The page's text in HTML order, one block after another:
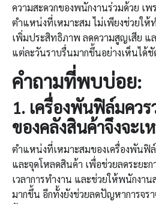
ความสะดวกของพนักงานร่วมด้วย เพร
ตำแหน่งที่เหมาะสม ไม่เพียงช่วยให้
เพิ่มประสิทธิภาพ ลดความสูญเสีย แ
แต่ละวันราบรื่นมากขึ้นอย่างเห็นได้ชั
คำถามที่พบบ่อย:
1. เครื่องพันฟิล์มควร
ของคลังสินค้าจึงจะเ
ตำแหน่งที่เหมาะสมของเครื่องพันฟิ
และจุดโหลดสินค้า เพื่อช่วยลดระยะ
เวลาการทำงาน และช่วยให้พนักงาน
มากขึ้น อีกทั้งยังช่วยลดปัญหาการจร